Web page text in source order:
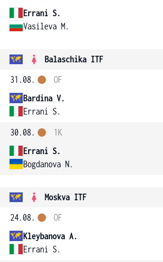
Errani S.
Vasileva M.
Balaschika ITF
31.08.
Bardina V.
Errani S.
OF
30.08.
Errani S.
Bogdanova N.
1K
Moskva ITF
24.08.
Kleybanova A.
Errani S.
OF